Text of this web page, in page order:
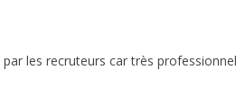
par les recruteurs car très